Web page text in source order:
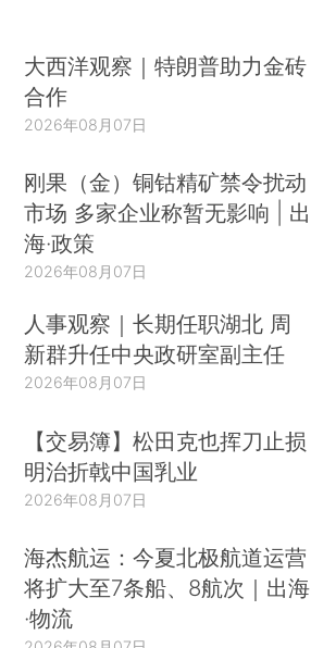
大西洋观察｜特朗普助力金砖
合作
2026年08月07日
刚果（金）铜钴精矿禁令扰动
市场 多家企业称暂无影响 | 出
海·政策
2026年08月07日
人事观察｜长期任职湖北 周
新群升任中央政研室副主任
2026年08月07日
【交易簿】松田克也挥刀止损
明治折戟中国乳业
2026年08月07日
海杰航运：今夏北极航道运营
将扩大至7条船、8航次｜出海
·物流